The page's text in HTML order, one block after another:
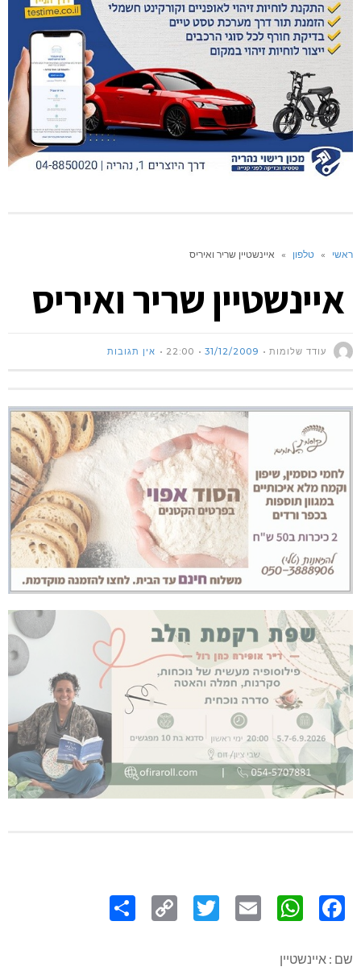
ראשי » טלפון » איינשטיין שריר ואיריס
איינשטיין שריר ואיריס
עודד שלומות 31/12/2009
22:00 אין תגובות
Link
שם : איינשטיין